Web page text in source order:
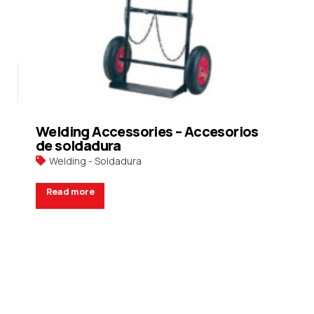
Welding - Soldadura
Welding Accessories – Accesorios
de soldadura
Read more